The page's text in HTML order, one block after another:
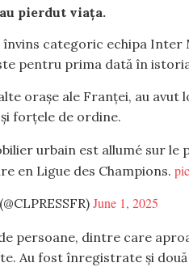
pierdut viața.
învins categoric echipa
pentru prima dată în
orașe ale Franței, au avut
forțele de ordine.
urbain est allumé sur le
en Ligue des Champions.
June 1, 2025
persoane, dintre care
Au fost înregistrate și